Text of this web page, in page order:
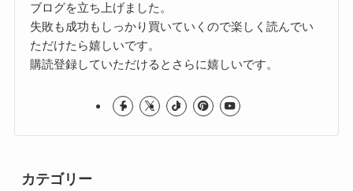
ブログを立ち上げました。
失敗も成功もしっかり買いていくので楽しく読んでい
ただけたら嬉しいです。
購読登録していただけるとさらに嬉しいです。
カテゴリー